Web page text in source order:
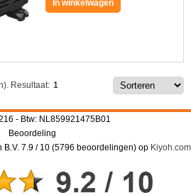
In winkelwagen
Resultaat: 1
- Btw: NL859921475B01
Beoordeling
7.9/ 10(5796 beoordelingen) op Kiyoh.com